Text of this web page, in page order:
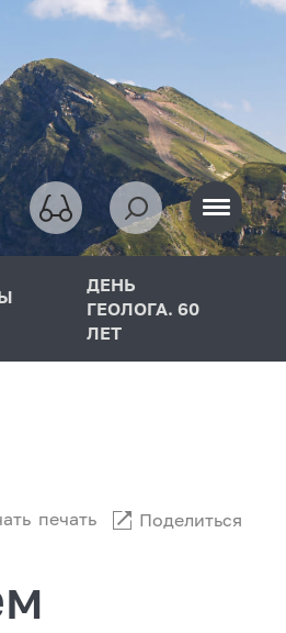
ДЕНЬ
ГЕОЛОГА. 60
ЛЕТ
печать Поделиться